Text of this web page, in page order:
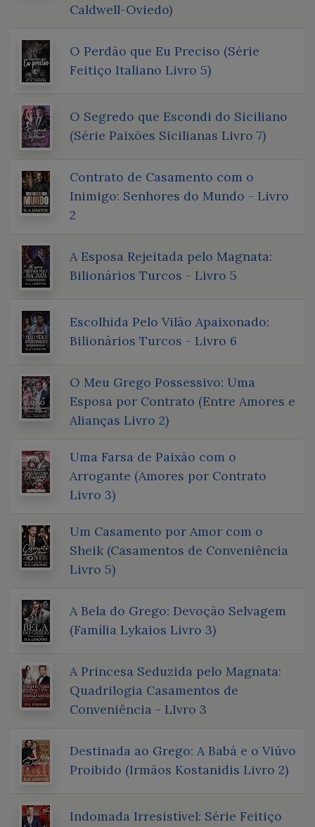
Caldwell-Oviedo)
O Perdão que Eu Preciso (Série
Feitiço Italiano Livro 5)
O Segredo que Escondi do Siciliano
(Série Paixões Sicilianas Livro 7)
Contrato de Casamento com o
Inimigo: Senhores do Mundo - Livro
2
A Esposa Rejeitada pelo Magnata:
Bilionários Turcos - Livro 5
Escolhida Pelo Vilão Apaixonado:
Bilionários Turcos - Livro 6
O Meu Grego Possessivo: Uma
Esposa por Contrato (Entre Amores e
Alianças Livro 2)
Uma Farsa de Paixão com o
Arrogante (Amores por Contrato
Livro 3)
Um Casamento por Amor com o
Sheik (Casamentos de Conveniência
Livro 5)
A Bela do Grego: Devoção Selvagem
(Família Lykaios Livro 3)
A Princesa Seduzida pelo Magnata:
Quadrilogia Casamentos de
Conveniência - LIvro 3
Destinada ao Grego: A Babá e o Viúvo
Proibido (Irmãos Kostanidis Livro 2)
Indomada Irresistível: Série Feitiço